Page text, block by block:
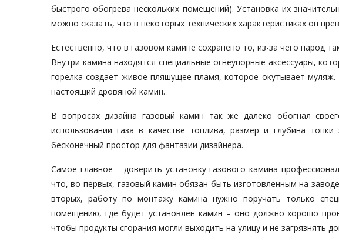
быстрого обогрева нескольких помещений). Установка их
можно сказать, что в некоторых технических характеристиках он
Естественно, что в газовом камине сохранено то, из-за чего народ
Внутри камина находятся специальные огнеупорные аксессуары,
горелка создает живое пляшущее пламя, которое окутывает
настоящий дровяной камин.
В вопросах дизайна газовый камин так же далеко обогнал
использовании газа в качестве топлива, размер и глубина
бесконечный простор для фантазии дизайнера.
Самое главное – доверить установку газового камина
что, во-первых, газовый камин обязан быть изготовленным на
вторых, работу по монтажу камина нужно поручать только
помещению, где будет установлен камин – оно должно хорошо
чтобы продукты сгорания могли выходить на улицу и не загрязнять